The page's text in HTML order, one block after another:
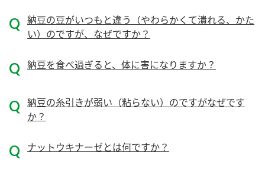
スペシャルサイト
お酢を知ろう！
ぽん酢サワー
鍋奉行マニュアル
ロングセラー商品 ＋ おすすめレシピ
おいしさと健康への取り組み
お問い合わせ
地図から取り扱い店舗を探す
ミツカン公式通販
納豆の豆がいつもと違う（やわらかくて潰れる、かた
い）のですが、なぜですか？
納豆を食べ過ぎると、体に害になりますか？
納豆の糸引きが弱い（粘らない）のですがなぜです
か？
ナットウキナーゼとは何ですか？